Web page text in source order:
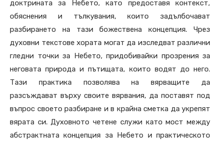
доктрината за Небето, като предоставя контекст,
обяснения и тълкувания, които задълбочават
разбирането на тази божествена концепция. Чрез
духовни текстове хората могат да изследват различни
гледни точки за Небето, придобивайки прозрения за
неговата природа и пътищата, които водят до него.
Тази практика позволява на вярващите да
разсъждават върху своите вярвания, да поставят под
въпрос своето разбиране и в крайна сметка да укрепят
вярата си. Духовното четене служи като мост между
абстрактната концепция за Небето и практическото